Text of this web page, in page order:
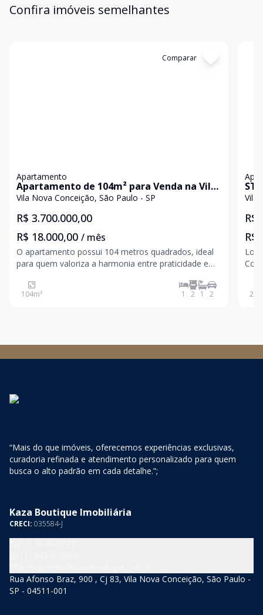
Confira imóveis semelhantes
Comparar
Apartamento
Apartamento de 104m² para Venda na Vila
Nova Conceição
Vila Nova Conceição, São Paulo - SP
R$ 3.700.000,00
R$ 18.000,00 / mês
O apartamento possui 104 metros quadrados, ideal
para quem valoriza a harmonia entre praticidade e
garantindo espaços amplos e funcionais para o dia a
dia. Com acabamentos de alto padrão, o
104m² 1 2 1 2
-
Vila
R$
R$
Conceição Rua
24
“Mais do que imóveis, oferecemos experiências exclusivas,
curadoria refinada e atendimento personalizado para quem
busca o alto padrão em cada detalhe.”;
Kaza Boutique Imobiliária
CRECI: 035584-J
Rua Afonso Braz, 900 , Cj 83, Vila Nova Conceição, São Paulo -
SP - 04511-001